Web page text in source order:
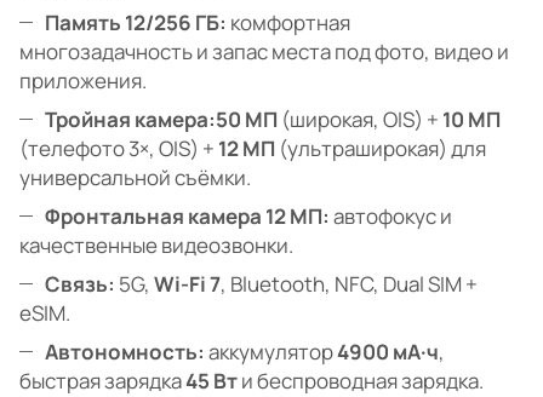
Память 12/256 ГБ: комфортная
многозадачность и запас места под фото, видео и
приложения.
Тройная камера:50 МП (широкая, OIS) + 10 МП
(телефото 3×, OIS) + 12 МП (ультраширокая) для
универсальной съёмки.
Фронтальная камера 12 МП: автофокус и
качественные видеозвонки.
Связь: 5G, Wi-Fi 7, Bluetooth, NFC, Dual SIM +
eSIM.
Автономность: аккумулятор4900 мА·ч,
быстрая зарядка45 Вти беспроводная зарядка.